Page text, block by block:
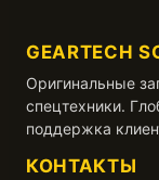
GEARTECH
Оригинальные
спецтехники.
поддержка
КОНТАКТЫ